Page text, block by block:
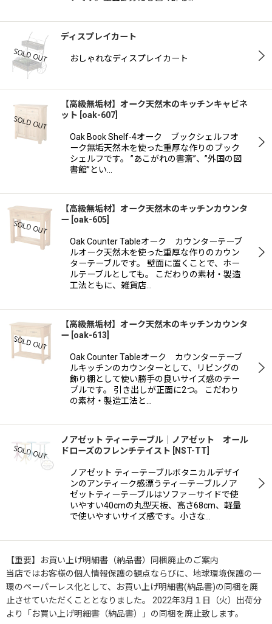
ディスプレイカート
おしゃれなディスプレイカート
【高級無垢材】オーク天然木のキッチンキャビネ
ット oak-607
Oak Book Shelf-4オーク ブックシェルフオ
ーク無垢天然木を使った重厚な作りのブック
シェルフです。 ”あこがれの書斎”、”外国の図
書館”とい…
【高級無垢材】オーク天然木のキッチンカウンタ
ー oak-605
Oak Counter Tableオーク カウンターテーブ
ルオーク天然木を使った重厚な作りのカウン
ターテーブルです。 壁面に置くことで、ホー
ルテーブルとしても。 こだわりの素材・製造
工法ともに、雑貨店…
【高級無垢材】オーク天然木のキッチンカウンタ
ー oak-613
Oak Counter Tableオーク カウンターテーブ
ルキッチンのカウンターとして、リビングの
飾り棚として使い勝手の良いサイズ感のテー
ブルです。 引き出しが正面に2つ。 こだわり
の素材・製造工法と…
ノアゼット ティーテーブル｜ノアゼット オール
ドローズのフレンチテイスト
NST-TT
ノアゼット ティーテーブルボタニカルデザイ
ンのアンティーク感漂うティーテーブルノア
ゼットティーテーブルはソファーサイドで使
いやすい40cmの丸型天板、高さ68cm、軽量
で使いやすいサイズ感です。小さな…
【重要】お買い上げ明細書（納品書）同梱廃止のご案内
当店ではお客様の個人情報保護の観点ならびに、地球環境保護の一
環のペーパーレス化として、お買い上げ明細書(納品書)の同梱を廃
止させていただくこととなりました。 2022年3月１日（火）出荷分
より「お買い上げ明細書（納品書）」の同梱を廃止致します。